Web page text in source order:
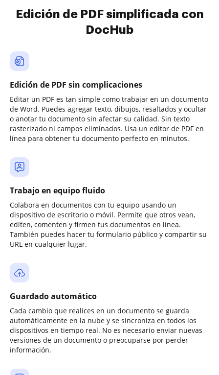
Edición de PDF simplificada con
DocHub
Edición de PDF sin complicaciones
Editar un PDF es tan simple como trabajar en un documento
de Word. Puedes agregar texto, dibujos, resaltados y ocultar
o anotar tu documento sin afectar su calidad. Sin texto
rasterizado ni campos eliminados. Usa un editor de PDF en
línea para obtener tu documento perfecto en minutos.
Trabajo en equipo fluido
Colabora en documentos con tu equipo usando un
dispositivo de escritorio o móvil. Permite que otros vean,
editen, comenten y firmen tus documentos en línea.
También puedes hacer tu formulario público y compartir su
URL en cualquier lugar.
Guardado automático
Cada cambio que realices en un documento se guarda
automáticamente en la nube y se sincroniza en todos los
dispositivos en tiempo real. No es necesario enviar nuevas
versiones de un documento o preocuparse por perder
información.